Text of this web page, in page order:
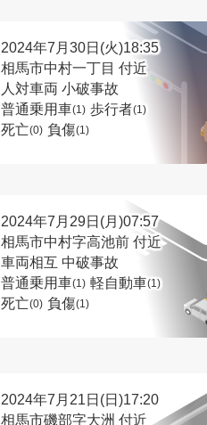
2024年7月30日(火)18:35
相馬市中村一丁目 付近
人対車両 小破事故
普通乗用車(1) 歩行者(1)
死亡(0) 負傷(1)
2024年7月29日(月)07:57
相馬市中村字高池前 付近
車両相互 中破事故
普通乗用車(1) 軽自動車(1)
死亡(0) 負傷(1)
2024年7月21日(日)17:20
相馬市磯部字大洲 付近